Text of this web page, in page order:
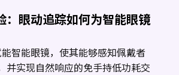
：眼动追踪如何为智能眼镜
智能眼镜，使其能够感知佩戴者
并实现自然响应的免手持低功耗交